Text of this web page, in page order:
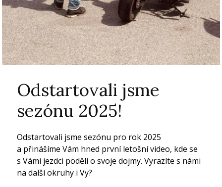
Odstartovali jsme
sezónu 2025!
Odstartovali jsme sezónu pro rok 2025
a přinášíme Vám hned první letošní video, kde se
s Vámi jezdci podělí o svoje dojmy. Vyrazíte s námi
na další okruhy i Vy?